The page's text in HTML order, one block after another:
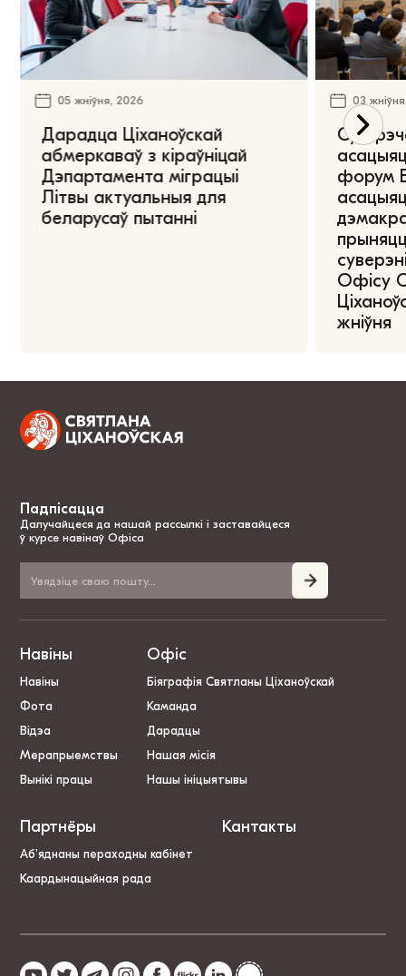
05 жніўня, 2026
Дарадца Ціханоўскай
абмеркаваў з кіраўніцай
Дэпартамента міграцыі
Літвы актуальныя для
беларусаў пытанні
03
форум
Офісу
жніўня
Падпісацца
Далучайцеся да нашай рассылкі і заставайцеся
ў курсе навінаў Офіса
Навіны
Навіны
Фота
Відэа
Мерапрыемствы
Вынікі працы
Офіс
Біяграфія Святланы Ціханоўскай
Каманда
Дарадцы
Нашая місія
Нашы ініцыятывы
Партнёры
Аб’яднаны пераходны кабінет
Каардынацыйная рада
Кантакты